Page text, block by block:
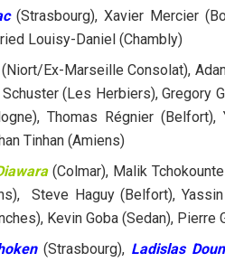
(Strasbourg), Xavier Mercier
Louisy-Daniel (Chambly)
Ex-Marseille Consolat),
(Les Herbiers), Gregory
Thomas Régnier
Tinhan (Amiens)
(Colmar), Malik
Steve Haguy (Belfort),
Kevin Goba (Sedan), Pierre
(Strasbourg), Ladislas